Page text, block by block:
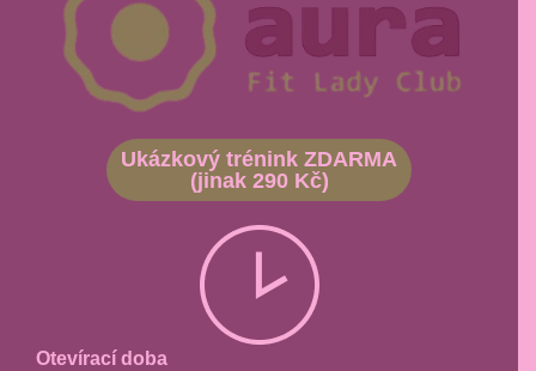
Ukázkový trénink ZDARMA
(jinak 290 Kč)
Otevírací doba